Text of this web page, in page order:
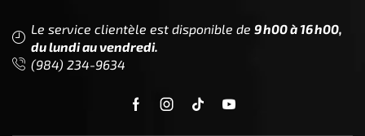
Le service clientèle est disponible de 9h00 à 16h00,
du lundi au vendredi.
(984) 234-9634